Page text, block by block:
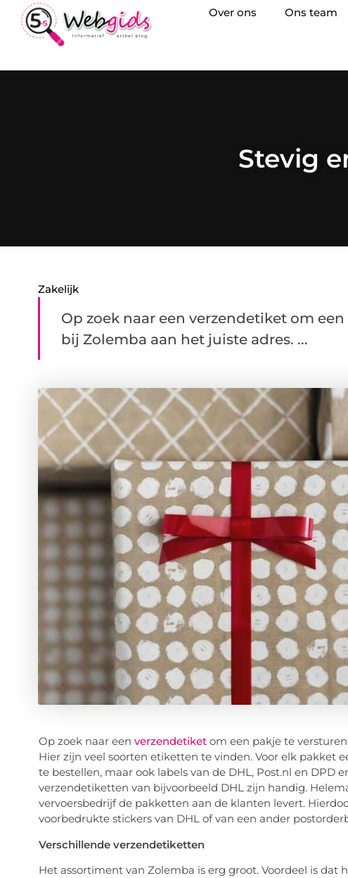
Over ons Ons team
Stevig
Zakelijk
Op zoek naar een verzendetiket om
bij Zolemba aan het juiste adres. ...
Op zoek naar een verzendetiketom een pakje te
Hier zijn veel soorten etiketten te vinden. Voor elk pakket
te bestellen, maar ook labels van de DHL, Post.nl en DPD
verzendetiketten van bijvoorbeeld DHL zijn handig.
vervoersbedrijf de pakketten aan de klanten levert.
voorbedrukte stickers van DHL of van een ander
Verschillende verzendetiketten
Het assortiment van Zolemba is erg groot. Voordeel is dat